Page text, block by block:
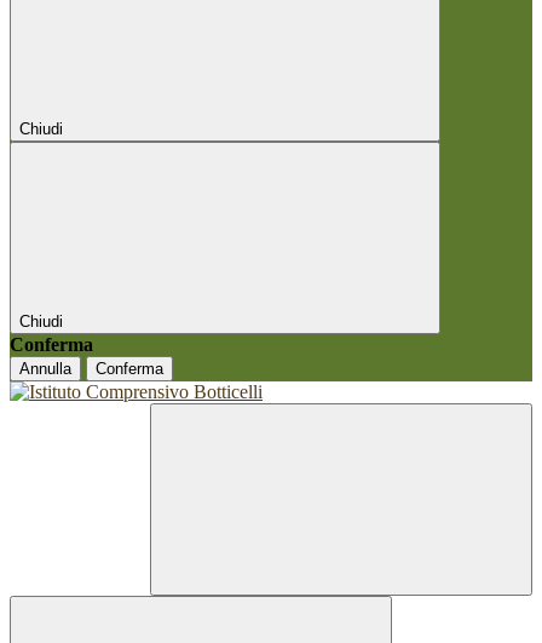
Chiudi
Chiudi
Conferma
Annulla Conferma